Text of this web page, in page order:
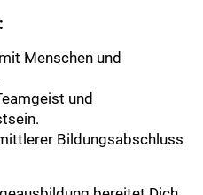
Menschen und
und
Bildungsabschluss